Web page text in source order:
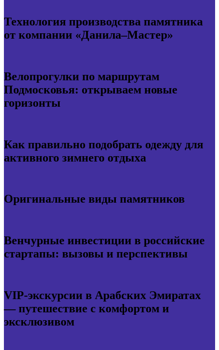
Технология производства памятника
от компании «Данила–Мастер»
Велопрогулки по маршрутам
Подмосковья: открываем новые
горизонты
Как правильно подобрать одежду для
активного зимнего отдыха
Оригинальные виды памятников
Венчурные инвестиции в российские
стартапы: вызовы и перспективы
VIP-экскурсии в Арабских Эмиратах
— путешествие с комфортом и
эксклюзивом